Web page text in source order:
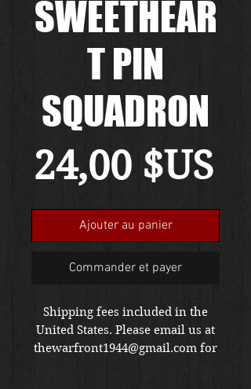
SWEETHEAR
T PIN
SQUADRON
24,00 $US
Ajouter au panier
Commander et payer
Shipping fees included in the
United States. Please email us at
thewarfront1944@gmail.com for